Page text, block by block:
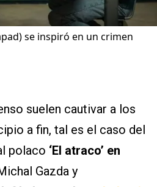
se inspiró en un crimen
suelen cautivar a los
a fin, tal es el caso del
polaco ‘El atraco’ en
Gazda y